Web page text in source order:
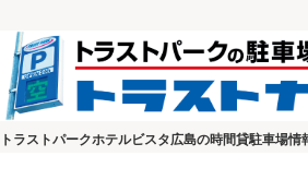
トラストパークホテルビスタ広島の時間貸駐車場